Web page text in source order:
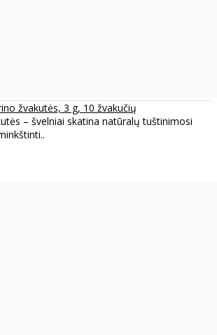
žvakutės, 3 g, 10 žvakučių
– švelniai skatina natūralų tuštinimosi